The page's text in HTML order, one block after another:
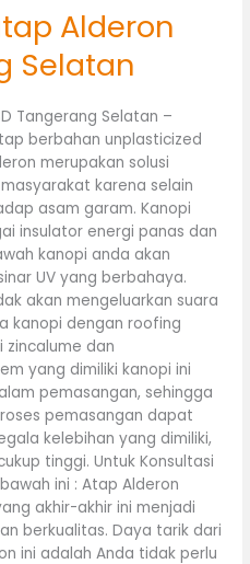
Alderon
Selatan
Tangerang Selatan –
berbahan unplasticized
merupakan solusi
karena selain
asam garam. Kanopi
insulator energi panas dan
kanopi anda akan
UV yang berbahaya.
akan mengeluarkan suara
kanopi dengan roofing
zincalume dan
yang dimiliki kanopi ini
pemasangan, sehingga
pemasangan dapat
kelebihan yang dimiliki,
tinggi. Untuk Konsultasi
ini : Atap Alderon
akhir-akhir ini menjadi
berkualitas. Daya tarik dari
ini adalah Anda tidak perlu